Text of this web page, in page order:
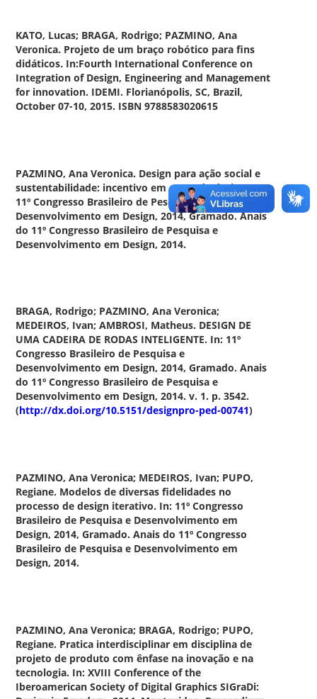
KATO, Lucas; BRAGA, Rodrigo; PAZMINO, Ana
Veronica. Projeto de um braço robótico para fins
didáticos. In:Fourth International Conference on
Integration of Design, Engineering and Management
for innovation. IDEMI. Florianópolis, SC, Brazil,
October 07-10, 2015. ISBN 9788583020615
PAZMINO, Ana Veronica. Design para ação social e
sustentabilidade: incentivo em curso de design.In:
11º Congresso Brasileiro de Pesquisa e
Desenvolvimento em Design, 2014, Gramado. Anais
do 11º Congresso Brasileiro de Pesquisa e
Desenvolvimento em Design, 2014.
BRAGA, Rodrigo; PAZMINO, Ana Veronica;
MEDEIROS, Ivan; AMBROSI, Matheus. DESIGN DE
UMA CADEIRA DE RODAS INTELIGENTE. In: 11º
Congresso Brasileiro de Pesquisa e
Desenvolvimento em Design, 2014, Gramado. Anais
do 11º Congresso Brasileiro de Pesquisa e
Desenvolvimento em Design, 2014. v. 1. p. 3542.
(http://dx.doi.org/10.5151/designpro-ped-00741)
PAZMINO, Ana Veronica; MEDEIROS, Ivan; PUPO,
Regiane. Modelos de diversas fidelidades no
processo de design iterativo. In: 11º Congresso
Brasileiro de Pesquisa e Desenvolvimento em
Design, 2014, Gramado. Anais do 11º Congresso
Brasileiro de Pesquisa e Desenvolvimento em
Design, 2014.
PAZMINO, Ana Veronica; BRAGA, Rodrigo; PUPO,
Regiane. Pratica interdisciplinar em disciplina de
projeto de produto com ênfase na inovação e na
tecnologia. In: XVIII Conference of the
Iberoamerican Society of Digital Graphics SIGraDi: